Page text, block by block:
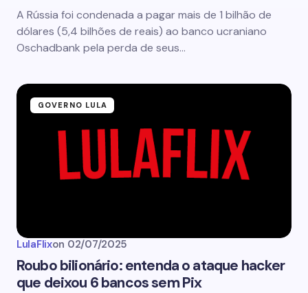
A Rússia foi condenada a pagar mais de 1 bilhão de
dólares (5,4 bilhões de reais) ao banco ucraniano
Oschadbank pela perda de seus…
GOVERNO LULA
LulaFlixon 02/07/2025
Roubo bilionário: entenda o ataque hacker
que deixou 6 bancos sem Pix